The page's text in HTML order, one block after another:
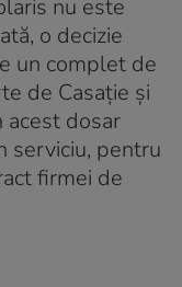
nu este
o decizie
un complet de
de Casație și
acest dosar
serviciu, pentru
firmei de